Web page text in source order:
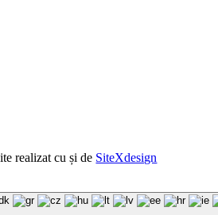
realizat cușide SiteXdesign